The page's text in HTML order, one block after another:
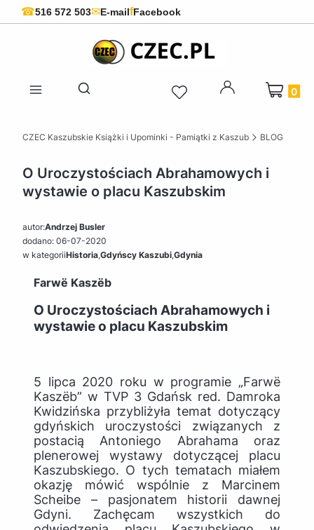
☎516 572 503✉E-mailfFacebook
Otwórz wyszukiwarkę
Produkty
CZEC Kaszubskie Książki i Upominki - Pamiątki z Kaszub BLOG
O Uroczystościach Abrahamowych i
wystawie o placu Kaszubskim
autor:Andrzej Busler
dodano: 06-07-2020
w kategoriiHistoria,Gdyńscy Kaszubi,Gdynia
Farwë Kaszëb
O Uroczystościach Abrahamowych i
wystawie o placu Kaszubskim
5 lipca 2020 roku w programie „Farwë
Kaszëb” w TVP 3 Gdańsk red. Damroka
Kwidzińska przybliżyła temat dotyczący
gdyńskich uroczystości związanych z
postacią Antoniego Abrahama oraz
plenerowej wystawy dotyczącej placu
Kaszubskiego. O tych tematach miałem
okazję mówić wspólnie z Marcinem
Scheibe – pasjonatem historii dawnej
Gdyni. Zachęcam wszystkich do